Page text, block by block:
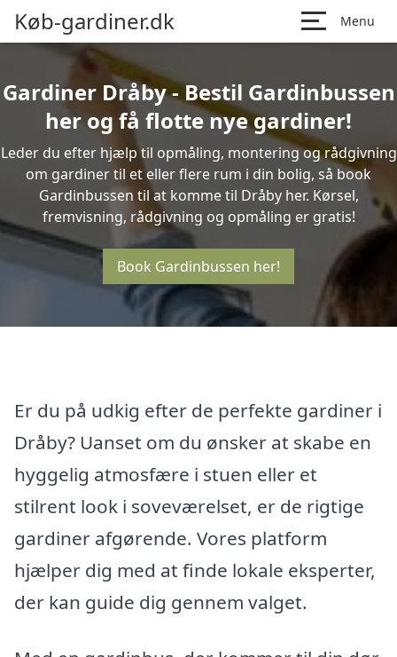
Køb-gardiner.dk Menu
Gardiner Dråby - Bestil Gardinbussen
her og få flotte nye gardiner!
Leder du efter hjælp til opmåling, montering og rådgivning
om gardiner til et eller flere rum i din bolig, så book
Gardinbussen til at komme til Dråby her. Kørsel,
fremvisning, rådgivning og opmåling er gratis!
Book Gardinbussen her!
Er du på udkig efter de perfekte gardiner i
Dråby? Uanset om du ønsker at skabe en
hyggelig atmosfære i stuen eller et
stilrent look i soveværelset, er de rigtige
gardiner afgørende. Vores platform
hjælper dig med at finde lokale eksperter,
der kan guide dig gennem valget.